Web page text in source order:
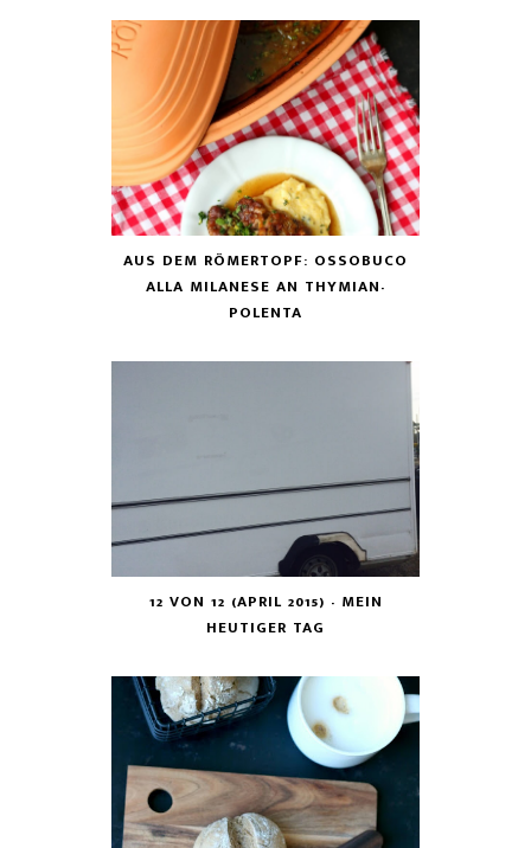
AUS DEM RÖMERTOPF: OSSOBUCO
ALLA MILANESE AN THYMIAN-
POLENTA
12 VON 12 (APRIL 2015) - MEIN
HEUTIGER TAG